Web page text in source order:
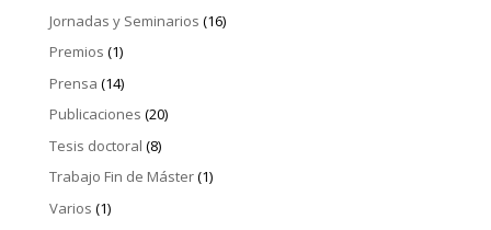
Jornadas y Seminarios (16)
Premios (1)
Prensa (14)
Publicaciones (20)
Tesis doctoral (8)
Trabajo Fin de Máster(1)
Varios (1)